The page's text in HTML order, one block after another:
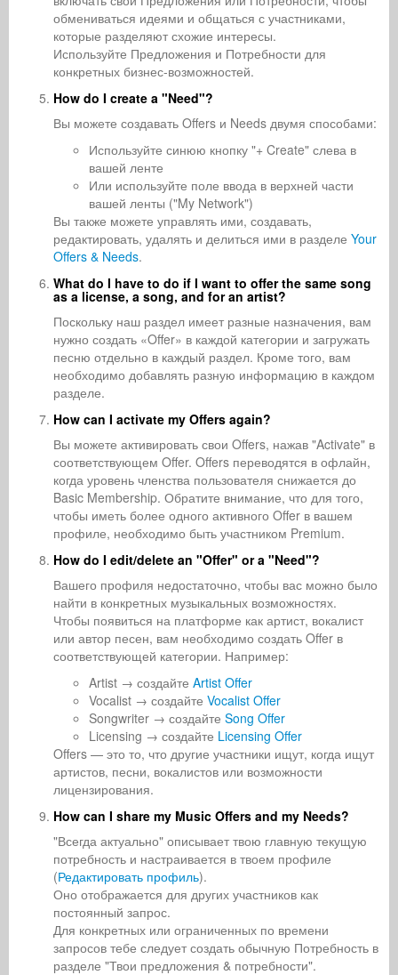
обмениваться идеями и общаться с участниками,
которые разделяют схожие интересы.
Используйте Предложения и Потребности для
конкретных бизнес-возможностей.
How do I create a "Need"?
Вы можете создавать Offers и Needs двумя способами:
Используйте синюю кнопку "+ Create" слева в
вашей ленте
Или используйте поле ввода в верхней части
вашей ленты ("My Network")
Вы также можете управлять ими, создавать,
редактировать, удалять и делиться ими в разделе Your
Offers & Needs.
What do I have to do if I want to offer the same song
as a license, a song, and for an artist?
Поскольку наш раздел имеет разные назначения, вам
нужно создать «Offer» в каждой категории и загружать
песню отдельно в каждый раздел. Кроме того, вам
необходимо добавлять разную информацию в каждом
разделе.
How can I activate my Offers again?
Вы можете активировать свои Offers, нажав "Activate" в
соответствующем Offer. Offers переводятся в офлайн,
когда уровень членства пользователя снижается до
Basic Membership. Обратите внимание, что для того,
чтобы иметь более одного активного Offer в вашем
профиле, необходимо быть участником Premium.
How do I edit/delete an "Offer" or a "Need"?
Вашего профиля недостаточно, чтобы вас можно было
найти в конкретных музыкальных возможностях.
Чтобы появиться на платформе как артист, вокалист
или автор песен, вам необходимо создать Offer в
соответствующей категории. Например:
Artist → создайте Artist Offer
Vocalist → создайте Vocalist Offer
Songwriter → создайте Song Offer
Licensing → создайте Licensing Offer
Offers — это то, что другие участники ищут, когда ищут
артистов, песни, вокалистов или возможности
лицензирования.
How can I share my Music Offers and my Needs?
"Всегда актуально" описывает твою главную текущую
потребность и настраивается в твоем профиле
(Редактировать профиль).
Оно отображается для других участников как
постоянный запрос.
Для конкретных или ограниченных по времени
запросов тебе следует создать обычную Потребность в
разделе "Твои предложения & потребности".